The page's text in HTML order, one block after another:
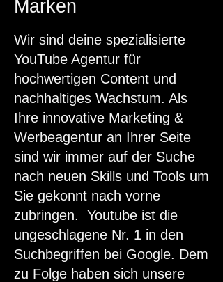
Marken
Wir sind deine spezialisierte
YouTube Agentur für
hochwertigen Content und
nachhaltiges Wachstum. Als
Ihre innovative Marketing &
Werbeagentur an Ihrer Seite
sind wir immer auf der Suche
nach neuen Skills und Tools um
Sie gekonnt nach vorne
zubringen. Youtube ist die
ungeschlagene Nr. 1 in den
Suchbegriffen bei Google. Dem
zu Folge haben sich unsere